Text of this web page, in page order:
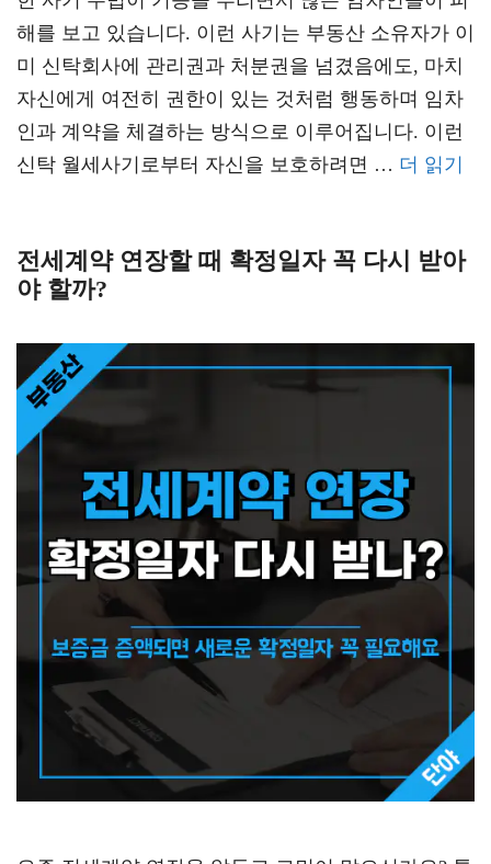
해를 보고 있습니다. 이런 사기는 부동산 소유자가 이
미 신탁회사에 관리권과 처분권을 넘겼음에도, 마치
자신에게 여전히 권한이 있는 것처럼 행동하며 임차
인과 계약을 체결하는 방식으로 이루어집니다. 이런
신탁 월세사기로부터 자신을 보호하려면 … 더 읽기
전세계약 연장할 때 확정일자 꼭 다시 받아
야 할까?